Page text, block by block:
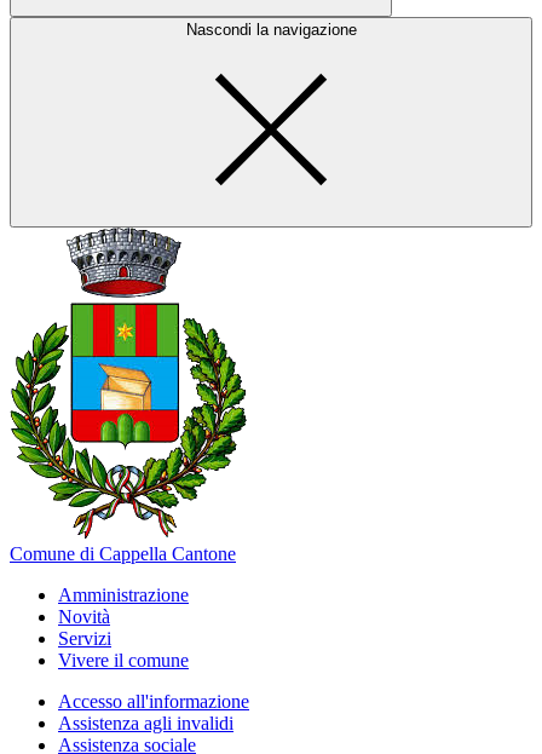
Nascondi la navigazione
Comune di Cappella Cantone
Amministrazione
Novità
Servizi
Vivere il comune
Accesso all'informazione
Assistenza agli invalidi
Assistenza sociale